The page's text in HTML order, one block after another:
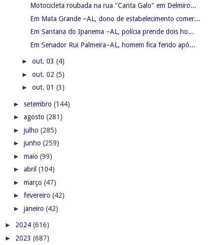
Motocicleta roubada na rua "Canta Galo" em Delmiro...
Em Mata Grande –AL, dono de estabelecimento comer...
Em Santana do Ipanema –AL, polícia prende dois ho...
Em Senador Rui Palmeira–AL, homem fica ferido apó...
► out. 03 (4)
► out. 02 (5)
► out. 01 (3)
► setembro (144)
► agosto (281)
► julho (285)
► junho (259)
► maio (99)
► abril (104)
► março (47)
► fevereiro (42)
► janeiro (42)
► 2024 (616)
► 2023 (687)